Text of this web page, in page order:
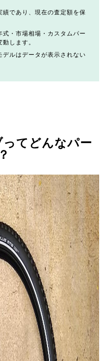
であり、現在の査定額を保
・市場相場・カスタムパー
します。
ルはデータが表示されない
てどんなパー